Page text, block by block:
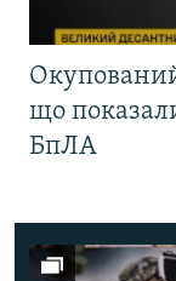
що
БпЛА